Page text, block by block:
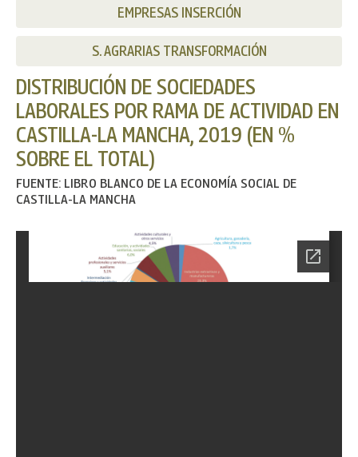
EMPRESAS INSERCIÓN
S. AGRARIAS TRANSFORMACIÓN
DISTRIBUCIÓN DE SOCIEDADES
LABORALES POR RAMA DE ACTIVIDAD EN
CASTILLA-LA MANCHA, 2019 (EN %
SOBRE EL TOTAL)
FUENTE: LIBRO BLANCO DE LA ECONOMÍA SOCIAL DE
CASTILLA-LA MANCHA